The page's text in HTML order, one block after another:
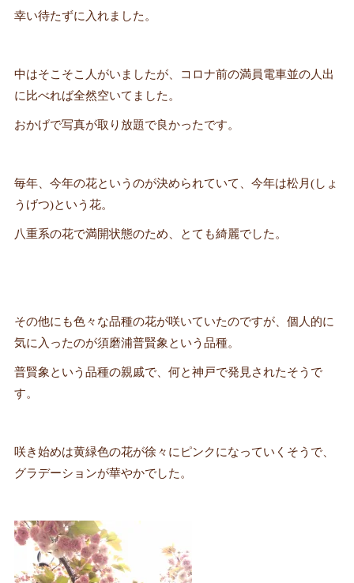
幸い待たずに入れました。
中はそこそこ人がいましたが、コロナ前の満員電車並の人出
に比べれば全然空いてました。
おかげで写真が取り放題で良かったです。
毎年、今年の花というのが決められていて、今年は松月(しょ
うげつ)という花。
八重系の花で満開状態のため、とても綺麗でした。
その他にも色々な品種の花が咲いていたのですが、個人的に
気に入ったのが須磨浦普賢象という品種。
普賢象という品種の親戚で、何と神戸で発見されたそうで
す。
咲き始めは黄緑色の花が徐々にピンクになっていくそうで、
グラデーションが華やかでした。